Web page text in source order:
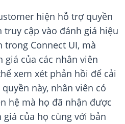
hiện hỗ trợ quyền
truy cập vào đánh giá hiệu
Connect UI, mà
giá của các nhân viên
xem xét phản hồi để cải
này, nhân viên có
hệ mà họ đã nhận được
giá của họ cùng với bản